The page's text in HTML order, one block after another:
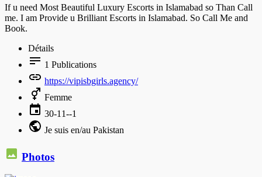
If u need Most Beautiful Luxury Escorts in Islamabad so Than Call
me. I am Provide u Brilliant Escorts in Islamabad. So Call Me and
Book.
Détails
1 Publications
https://vipisbgirls.agency/
Femme
30-11--1
Je suis en/au Pakistan
Photos